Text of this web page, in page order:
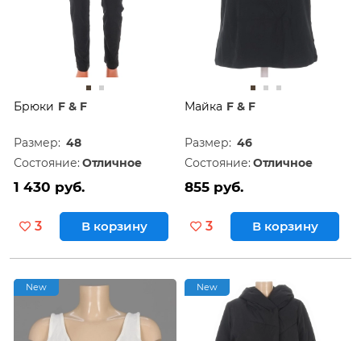
Брюки F & F
Размер: 48
Состояние: Отличное
1 430 руб.
3 В корзину
Майка F & F
Размер: 46
Состояние: Отличное
855 руб.
3 В корзину
New New